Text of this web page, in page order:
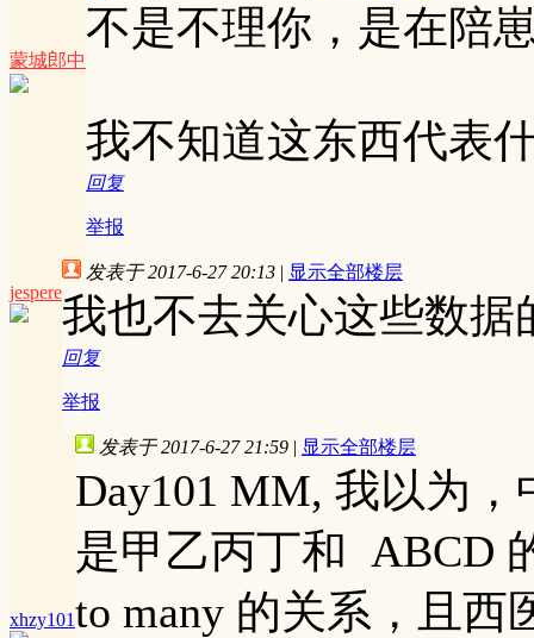
蒙城郎中
不是不理你，是在陪
我不知道这东西代表
回复
举报
jespere
发表于 2017-6-27 20:13 | 显示全部楼层
我也不去关心这些数据
回复
举报
xhzy101
发表于 2017-6-27 21:59 | 显示全部楼层
Day101 MM, 我以为
是甲乙丙丁和 ABCD
to many 的关系，且西